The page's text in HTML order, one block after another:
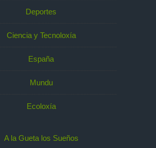
Deportes
Ciencia y Tecnoloxía
España
Mundu
Ecoloxía
A la Gueta los Sueños